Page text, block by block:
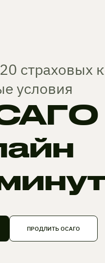
страховых
условия
ПРОДЛИТЬ ОСАГО